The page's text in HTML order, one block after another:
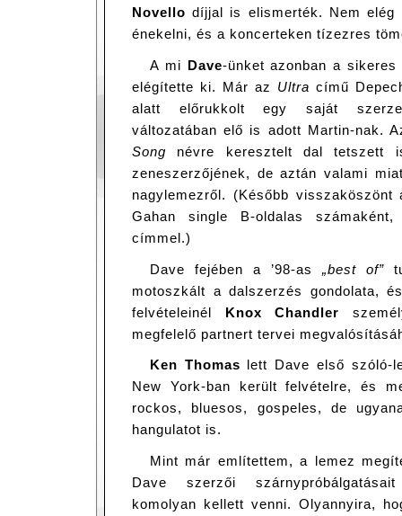
Novello díjjal is elismerték. Nem elég
énekelni, és a koncerteken tízezres
A mi Dave-ünket azonban a
elégítette ki. Már az Ultra című
alatt előrukkolt egy saját
változatában elő is adott Martin-nak.
Song névre keresztelt dal tetszett
zeneszerzőjének, de aztán valami
nagylemezről. (Később
Gahan single B-oldalas
címmel.)
Dave fejében a ’98-as „best of”
motoszkált a dalszerzés gondolata,
felvételeinél Knox Chandler
megfelelő partnert tervei
Ken Thomas lett Dave első szóló-
New York-ban került felvételre, és
rockos, bluesos, gospeles, de
hangulatot is.
Mint már említettem, a lemez
Dave szerzői
komolyan kellett venni. Olyannyira,